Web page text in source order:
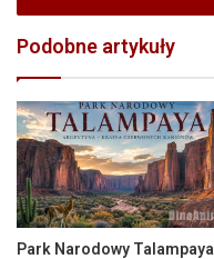
Podobne artykuły
Park Narodowy Talampaya